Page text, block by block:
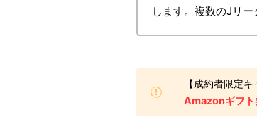
します。複数のJリ
【成約者限定
Amazonギフ